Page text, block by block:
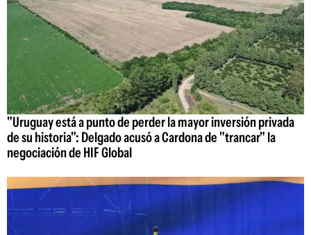
"Uruguay está a punto de perder la mayor inversión privada
de su historia": Delgado acusó a Cardona de "trancar" la
negociación de HIF Global